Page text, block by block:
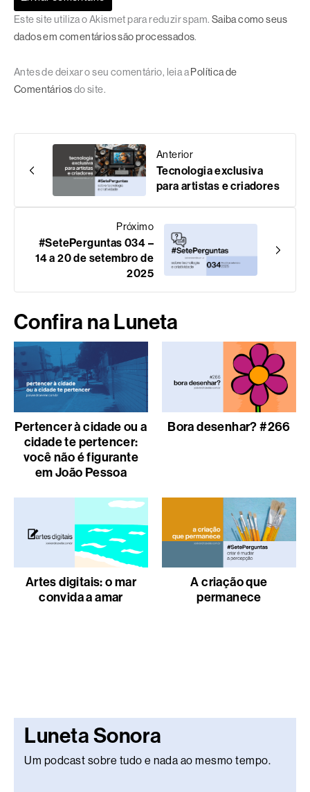
Este site utiliza o Akismet para reduzir spam. Saiba como seus
dados em comentários são processados.
Antes de deixar o seu comentário, leia a Política de
Comentáriosdo site.
Anterior
Tecnologia exclusiva
para artistas e criadores
Próximo
#SetePerguntas 034 –
14 a 20 de setembro de
2025
Confira na Luneta
Pertencer à cidade ou a
cidade te pertencer:
você não é figurante
em João Pessoa
Bora desenhar? #266
Artes digitais: o mar
convida a amar
A criação que
permanece
Luneta Sonora
Um podcast sobre tudo e nada ao mesmo tempo.